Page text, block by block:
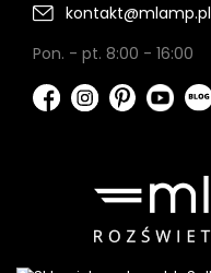
kontakt@mlamp.pl
Pon. - pt. 8:00 - 16:00